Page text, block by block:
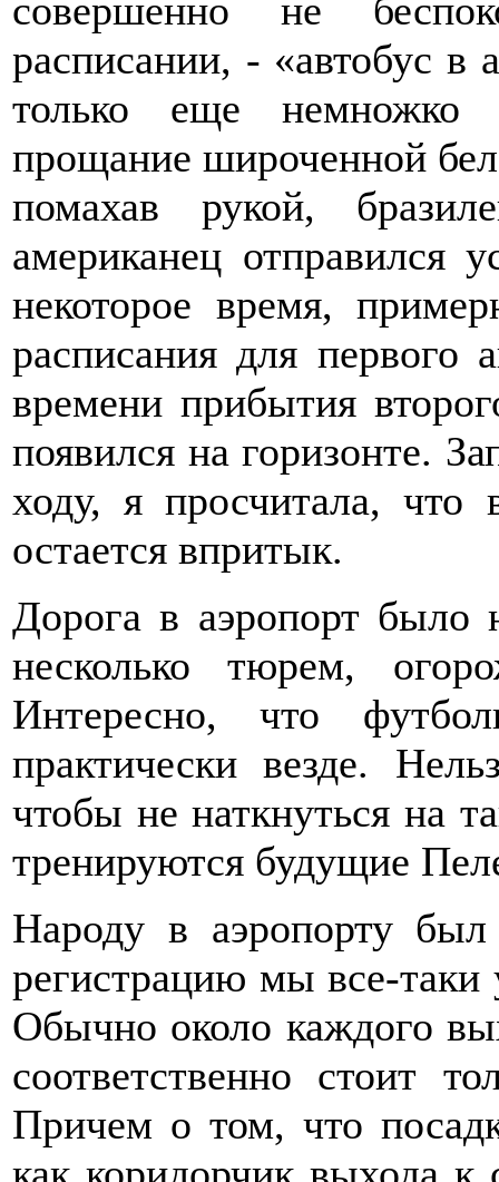
совершенно не
расписании, - «автобус в
только еще немножко
прощание широченной
помахав рукой,
американец отправился
некоторое время,
расписания для
времени прибытия
появился на горизонте.
ходу, я просчитала, что
остается впритык.
Дорога в аэропорт было
несколько тюрем,
Интересно, что
практически везде.
чтобы не наткнуться на
тренируются будущие
Народу в аэропорту
регистрацию мы все-
Обычно около каждого
соответственно стоит
Причем о том, что